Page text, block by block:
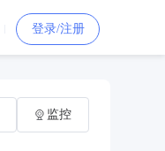
登录/注册
监控